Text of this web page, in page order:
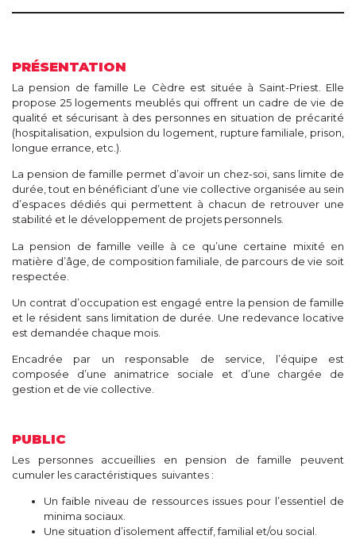
PRÉSENTATION
La pension de famille Le Cèdre est située à Saint-Priest. Elle
propose 25 logements meublés qui offrent un cadre de vie de
qualité et sécurisant à des personnes en situation de précarité
(hospitalisation, expulsion du logement, rupture familiale, prison,
longue errance, etc.).
La pension de famille permet d’avoir un chez-soi, sans limite de
durée, tout en bénéficiant d’une vie collective organisée au sein
d’espaces dédiés qui permettent à chacun de retrouver une
stabilité et le développement de projets personnels.
La pension de famille veille à ce qu’une certaine mixité en
matière d’âge, de composition familiale, de parcours de vie soit
respectée.
Un contrat d’occupation est engagé entre la pension de famille
et le résident sans limitation de durée. Une redevance locative
est demandée chaque mois.
Encadrée par un responsable de service, l’équipe est
composée d’une animatrice sociale et d’une chargée de
gestion et de vie collective.
PUBLIC
Les personnes accueillies en pension de famille peuvent
cumuler les caractéristiques suivantes :
Un faible niveau de ressources issues pour l’essentiel de
minima sociaux.
Une situation d’isolement affectif,familial et/ou social.